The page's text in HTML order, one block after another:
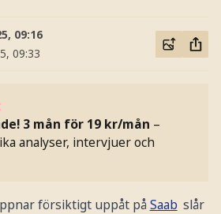
09:16
09:33
3 mån för 19 kr/mån –
analyser, intervjuer och
försiktigt uppåt på Saab slår